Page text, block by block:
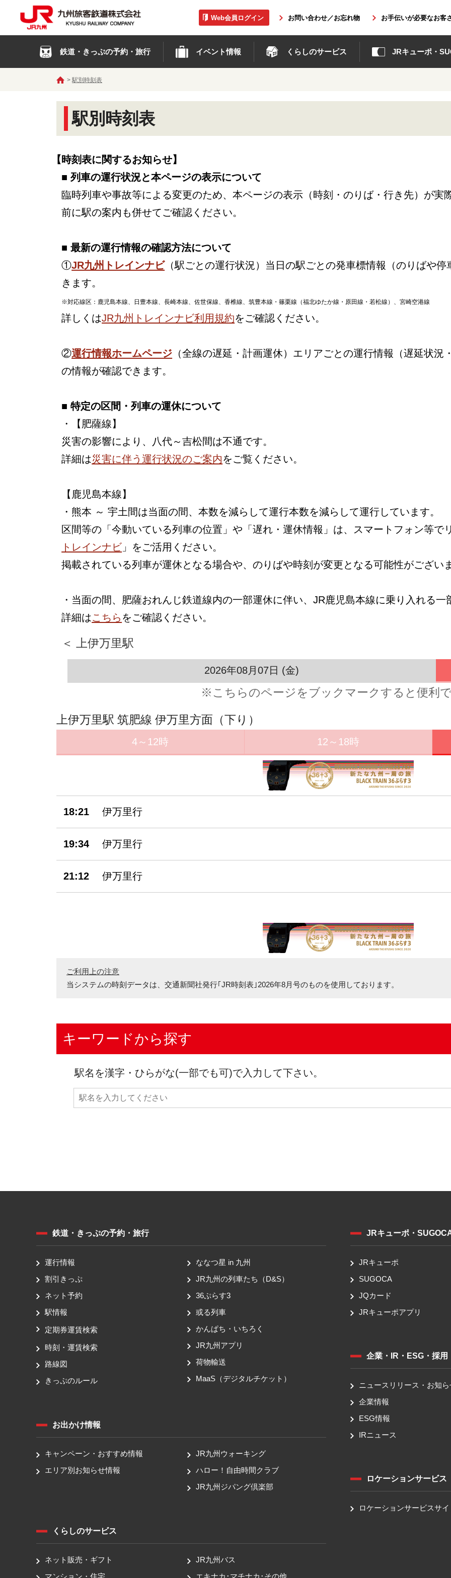
Web会員ログイン お問い合わせ／お忘れ物 お手伝いが必要なお客
鉄道・きっぷの予約・旅行 イベント情報 くらしのサービス JRキューポ・
駅別時刻表
駅別時刻表
【時刻表に関するお知らせ】
■ 列車の運行状況と本ページの表示について
臨時列車や事故等による変更のため、本ページの表示（時刻・のりば・行き先）が実
前に駅の案内も併せてご確認ください。
■ 最新の運行情報の確認方法について
①JR九州トレインナビ（駅ごとの運行状況）当日の駅ごとの発車標情報（のりばや
きます。
※対応線区：鹿児島本線、日豊本線、長崎本線、佐世保線、香椎線、筑豊本線・篠栗線（福北ゆたか線・原田線・若松線）、宮崎空港線
詳しくはJR九州トレインナビ利用規約をご確認ください。
②運行情報ホームページ （全線の遅延・計画運休）エリアごとの運行情報（遅延状況
の情報が確認できます。
■ 特定の区間・列車の運休について
・【肥薩線】
災害の影響により、八代～吉松間は不通です。
詳細は災害に伴う運行状況のご案内をご覧ください。
【鹿児島本線】
・熊本 ～ 宇土間は当面の間、本数を減らして運行本数を減らして運行しています。
区間等の「今動いている列車の位置」や「遅れ・運休情報」は、スマートフォン等で
トレインナビ 」をご活用ください。
掲載されている列車が運休となる場合や、のりばや時刻が変更となる可能性がござい
・当面の間、肥薩おれんじ鉄道線内の一部運休に伴い、JR鹿児島本線に乗り入れる一
詳細はこちら をご確認ください。
＜ 上伊万里駅
2026年08月07日 (金)
※こちらのページをブックマークすると便利で
上伊万里駅 筑肥線 伊万里方面（下り）
4～12時 12～18時
18:21 伊万里行
19:34 伊万里行
21:12 伊万里行
ご利用上の注意
当システムの時刻データは、 交通新聞社発行｢JR時刻表｣2026年8月号のものを使用しております。
キーワードから探す
駅名を漢字・ひらがな(一部でも可)で入力して下さい。
鉄道・きっぷの予約・旅行
運行情報
割引きっぷ
ネット予約
駅情報
定期券運賃検索
時刻・運賃検索
路線図
きっぷのルール
ななつ星 in 九州
JR九州の列車たち（D&S）
36ぷらす3
或る列車
かんぱち・いちろく
JR九州アプリ
荷物輸送
MaaS（デジタルチケット）
お出かけ情報
キャンペーン・おすすめ情報
エリア別お知らせ情報
JR九州ウォーキング
ハロー！自由時間クラブ
JR九州ジパング倶楽部
くらしのサービス
ネット販売・ギフト
JR九州バス
JRキューポ・
JRキューポ
SUGOCA
JQカード
JRキューポアプリ
企業・IR・ESG・採用
ニュースリリース・お知ら
企業情報
ESG情報
IRニュース
ロケーションサービス
ロケーションサービスサイ